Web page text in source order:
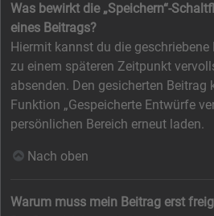
Was bewirkt die „Speichern“-
eines Beitrags?
Hiermit kannst du die
zu einem späteren Zeitpunkt
absenden. Den gesicherten Beitrag
Funktion „Gespeicherte Entwürfe
persönlichen Bereich erneut laden.
Nach oben
Warum muss mein Beitrag erst